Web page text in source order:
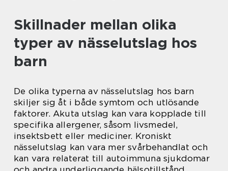
Skillnader mellan olika
typer av nässelutslag hos
barn
De olika typerna av nässelutslag hos barn
skiljer sig åt i både symtom och utlösande
faktorer. Akuta utslag kan vara kopplade till
specifika allergener, såsom livsmedel,
insektsbett eller mediciner. Kroniskt
nässelutslag kan vara mer svårbehandlat och
kan vara relaterat till autoimmuna sjukdomar